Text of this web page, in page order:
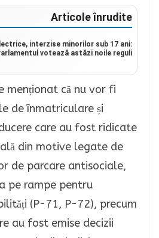
Articole înrudite
interzise minorilor sub 17 ani:
votează astăzi noile reguli
menționat că nu vor fi
de înmatriculare și
care au fost ridicate
din motive legate de
de parcare antisociale,
pe rampe pentru
(P-71, P-72), precum
au fost emise decizii